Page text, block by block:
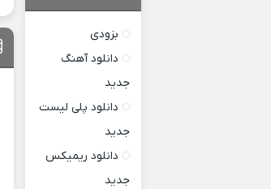
بزودی
دانلود آهنگ
جدید
دانلود پلی لیست
جدید
دانلود ریمیکس
جدید